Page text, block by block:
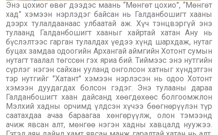
Энэ цохиог өвөг дээдэс маань “Мөнгөт цохио”, “Мөнгөт
хад” хэмээн нэрлэдэг байсан нь Галданбошигт хааны
дээрх тулалдаанаас улбаатай аж. Хүч тэнцвэргүй энэ
тулаанд Галданбошигт хааныг хайртай хатан Ану нь
бүслэлтээс гарган тулалдах үедээ хүнд шархдаж, нутаг
буцах замдаа одоогийн Архангай аймгийн Хотонт сумын
нутагт таалал төгссөн гэх яриа бий. Тиймээс энэ нутгийн
сүрлэг нэгэн сайхан ууланд онголсон хатныг хүндэтгэн
тэр нутгийг "Хатант" хэмээн нэрлэсэн нь одоо Хотонт
хэмээн дуудагдах болсон гэдэг. Энэ тулааны дараа
Галданбошигт хаан дайсанд хөөгдөхөөс болгоомжлон
Мэлхий хадны орчимд үлдсэн хүчээ бөөгнөрүүлэн түр
саатахдаа ачаа бараагаа хөнгөрүүлж, олон тэмээнд
ачиж явсан алт, мөнгөө нэгэн хадны хавцалд нуужээ.